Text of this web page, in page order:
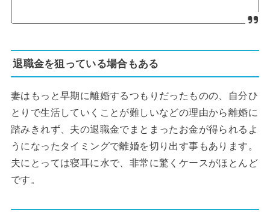
退職金を狙っている場合もある
妻はもっと早期に離婚するつもりだったものの、自分ひ
とりで生活していくことが難しいなどの理由から離婚に
踏みきれず、夫の退職金でまとまったお金が得られるよ
うになったタイミングで離婚を切り出す事もあります。
夫にとっては寝耳に水で、非常に驚くケースがほとんど
です。